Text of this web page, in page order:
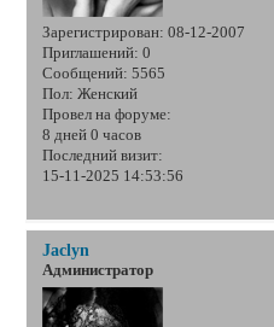
Зарегистрирован: 08-12-2007
Приглашений: 0
Сообщений: 5565
Пол: Женский
Провел на форуме:
8 дней 0 часов
Последний визит:
15-11-2025 14:53:56
Jaclyn
Администратор